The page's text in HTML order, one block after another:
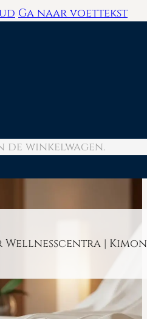
Ga naar voettekst
de winkelwagen.
Wellnesscentra |